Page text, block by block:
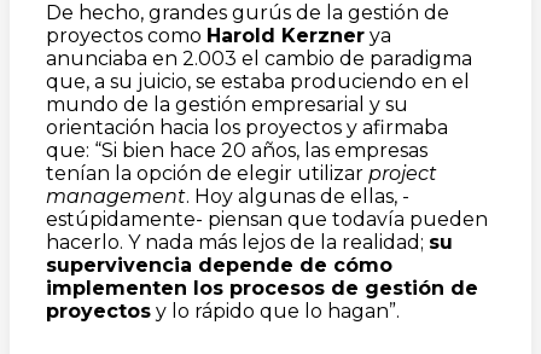
De hecho, grandes gurús de la gestión de
proyectos como Harold Kerzner ya
anunciaba en 2.003 el cambio de paradigma
que, a su juicio, se estaba produciendo en el
mundo de la gestión empresarial y su
orientación hacia los proyectos y afirmaba
que: “Si bien hace 20 años, las empresas
tenían la opción de elegir utilizar project
management. Hoy algunas de ellas, -
estúpidamente- piensan que todavía pueden
hacerlo. Y nada más lejos de la realidad; su
supervivencia depende de cómo
implementen los procesos de gestión de
proyectos y lo rápido que lo hagan”.